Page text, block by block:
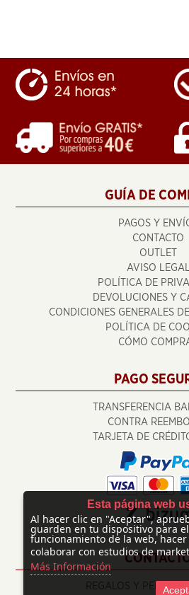
GUÍA DE
PAGOS Y
CONTACTO
OUTLET
AVISO LEGAL
POLÍTICA DE
DEVOLUCIONES Y
CONDICIONES GENERALES
POLÍTICA DE
CÓMO
PAGO
TRANSFERENCIA
CONTRA
TARJETA DE
REGALOS Y
Esta página web
Al hacer clic en "Aceptar",
guarden en tu dispositivo para
funcionamiento de la web,
colaborar con estudios de
Más Información